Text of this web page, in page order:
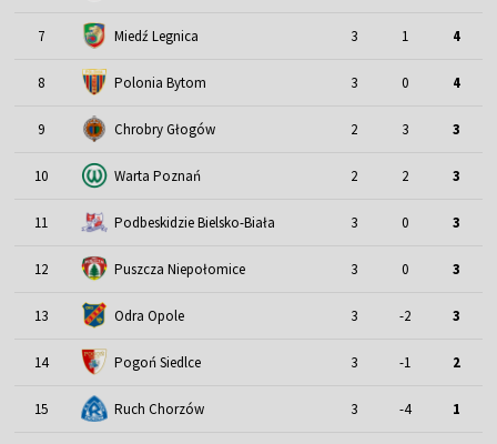
7 Miedź Legnica 3 1 4
8 Polonia Bytom 3 0 4
9 Chrobry Głogów 2 3 3
10 Warta Poznań 2 2 3
11 Podbeskidzie Bielsko-Biała 3 0 3
12 Puszcza Niepołomice 3 0 3
13 Odra Opole 3 -2 3
14 Pogoń Siedlce 3 -1 2
15 Ruch Chorzów 3 -4 1